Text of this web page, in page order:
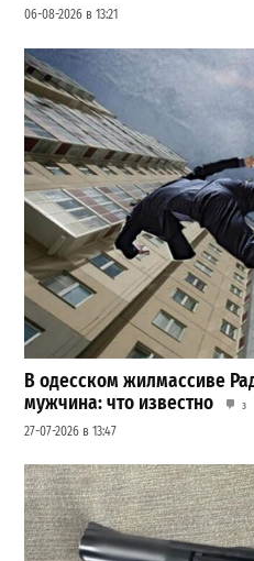
06-08-2026 в 13:21
В одесском жилмассиве
мужчина: что известно
3
27-07-2026 в 13:47